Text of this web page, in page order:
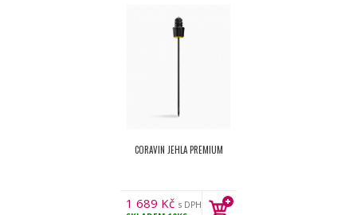
CORAVIN JEHLA PREMIUM
1 689 Kč s DPH